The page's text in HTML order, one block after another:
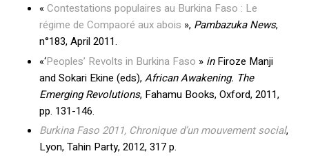
«Contestations populaires au Burkina Faso : Le
régime de Compaoré aux abois », Pambazuka News,
n°183, April 2011.
«‘Peoples’ Revolts in Burkina Faso » inFiroze Manji
and Sokari Ekine (eds),AfricanAwakening. The
Emerging Revolutions, Fahamu Books, Oxford, 2011,
pp. 131-146.
Burkina Faso 2011, Chronique d’un mouvement social,
Lyon, Tahin Party, 2012, 317 p.